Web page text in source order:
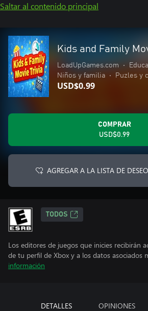
Saltar al contenido principal
Kids and Family
LoadUpGames.com •
Niños y familia
• Puzles y
USD$0.99
COMPRAR
USD$0.99
AGREGAR A LA LISTA DE
TODOS
Los editores de juegos que inicies recibirán
de tu perfil de Xbox y a los datos asociados
información
DETALLES OPINIONES